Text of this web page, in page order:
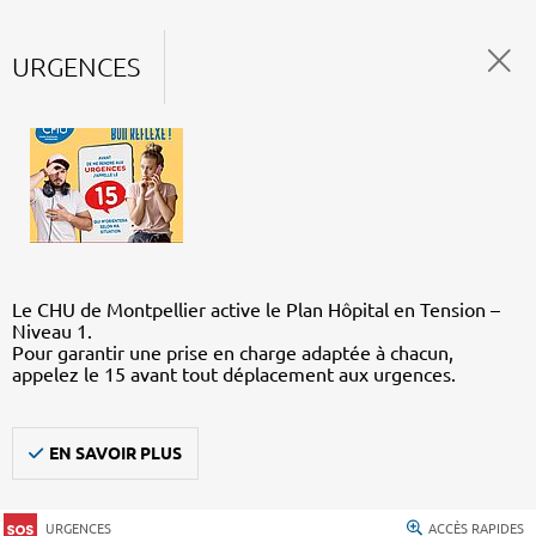
URGENCES
Le CHU de Montpellier active le Plan Hôpital en Tension –
Niveau 1.
Pour garantir une prise en charge adaptée à chacun,
appelez le 15 avant tout déplacement aux urgences.
EN SAVOIR PLUS
URGENCES ACCÈS RAPIDES